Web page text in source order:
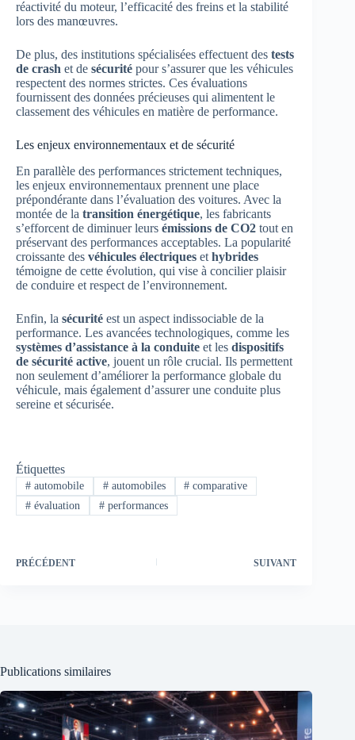
réactivité du moteur, l’efficacité des freins et la stabilité
lors des manœuvres.
De plus, des institutions spécialisées effectuent des tests
de crash et de sécurité pour s’assurer que les véhicules
respectent des normes strictes. Ces évaluations
fournissent des données précieuses qui alimentent le
classement des véhicules en matière de performance.
Les enjeux environnementaux et de sécurité
En parallèle des performances strictement techniques,
les enjeux environnementaux prennent une place
prépondérante dans l’évaluation des voitures. Avec la
montée de la transition énergétique, les fabricants
s’efforcent de diminuer leurs émissions de CO2 tout en
préservant des performances acceptables. La popularité
croissante des véhicules électriques et hybrides
témoigne de cette évolution, qui vise à concilier plaisir
de conduire et respect de l’environnement.
Enfin, la sécurité est un aspect indissociable de la
performance. Les avancées technologiques, comme les
systèmes d’assistance à la conduite et les dispositifs
de sécurité active, jouent un rôle crucial. Ils permettent
non seulement d’améliorer la performance globale du
véhicule, mais également d’assurer une conduite plus
sereine et sécurisée.
Étiquettes
#automobile #automobiles # comparative
#évaluation #performances
PRÉCÉDENT SUIVANT
Publications similaires